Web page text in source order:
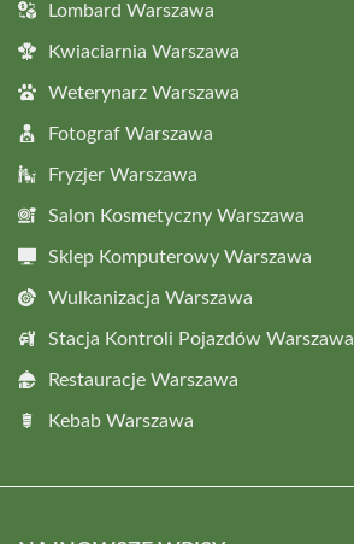
Lombard Warszawa
Kwiaciarnia Warszawa
Weterynarz Warszawa
Fotograf Warszawa
Fryzjer Warszawa
Salon Kosmetyczny Warszawa
Sklep Komputerowy Warszawa
Wulkanizacja Warszawa
Stacja Kontroli Pojazdów Warszawa
Restauracje Warszawa
Kebab Warszawa